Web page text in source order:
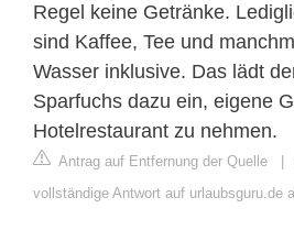
Regel keine Getränke.
sind Kaffee, Tee und
Wasser inklusive. Das lädt
Sparfuchs dazu ein, eigene
Hotelrestaurant zu nehmen.
Antrag auf Entfernung der Quelle
vollständige Antwort auf urlaubsguru.de